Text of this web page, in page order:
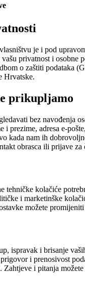
je i pod
privatnost i osobne
o zaštiti podataka
Hrvatske.
prikupljamo
bez navođenja
i prezime, adresa e-
kada nam ih
obrasca ili prijave za
tehničke kolačiće
i marketinške
možete
ispravak i brisanje
i prenosivost
i pitanja